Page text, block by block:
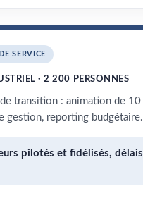
SERVICE
· 2 200 PERSONNES
transition : animation de 10
gestion, reporting budgétaire.
pilotés et fidélisés, délais